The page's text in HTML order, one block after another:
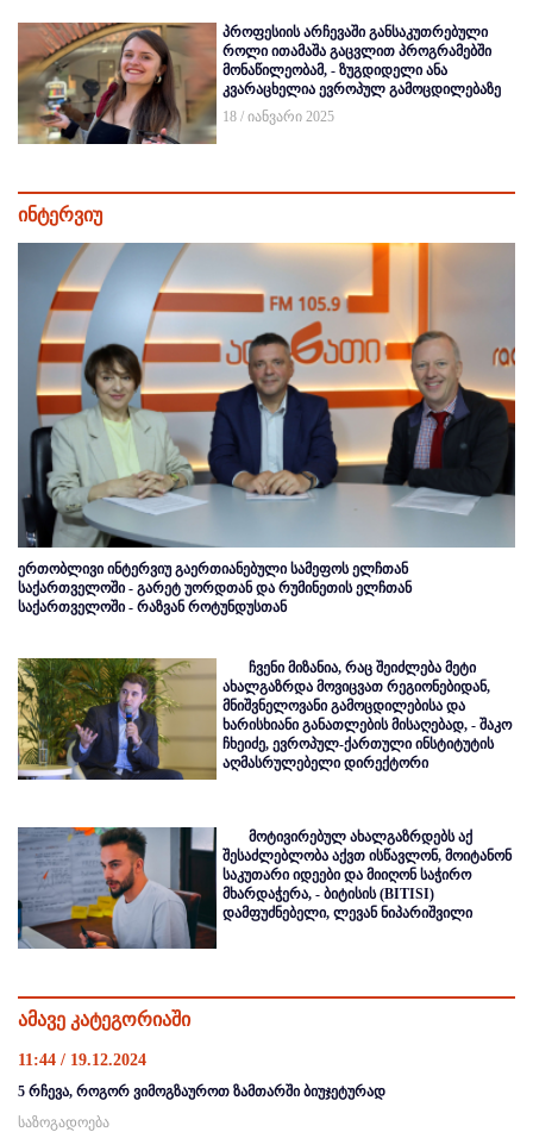
პროფესიის არჩევაში განსაკუთრებული
როლი ითამაშა გაცვლით პროგრამებში
მონაწილეობამ, - ზუგდიდელი ანა
კვარაცხელია ევროპულ გამოცდილებაზე
18 / იანვარი 2025
ინტერვიუ
ერთობლივი ინტერვიუ გაერთიანებული სამეფოს ელჩთან
საქართველოში - გარეტ უორდთან და რუმინეთის ელჩთან
საქართველოში - რაზვან როტუნდუსთან
ჩვენი მიზანია, რაც შეიძლება მეტი
ახალგაზრდა მოვიცვათ რეგიონებიდან,
მნიშვნელოვანი გამოცდილებისა და
ხარისხიანი განათლების მისაღებად, - შაკო
ჩხეიძე, ევროპულ-ქართული ინსტიტუტის
აღმასრულებელი დირექტორი
მოტივირებულ ახალგაზრდებს აქ
შესაძლებლობა აქვთ ისწავლონ, მოიტანონ
საკუთარი იდეები და მიიღონ საჭირო
მხარდაჭერა, - ბიტისის (BITISI)
დამფუძნებელი, ლევან ნიპარიშვილი
ამავე კატეგორიაში
11:44 / 19.12.2024
5 რჩევა, როგორ ვიმოგზაუროთ ზამთარში ბიუჯეტურად
საზოგადოება